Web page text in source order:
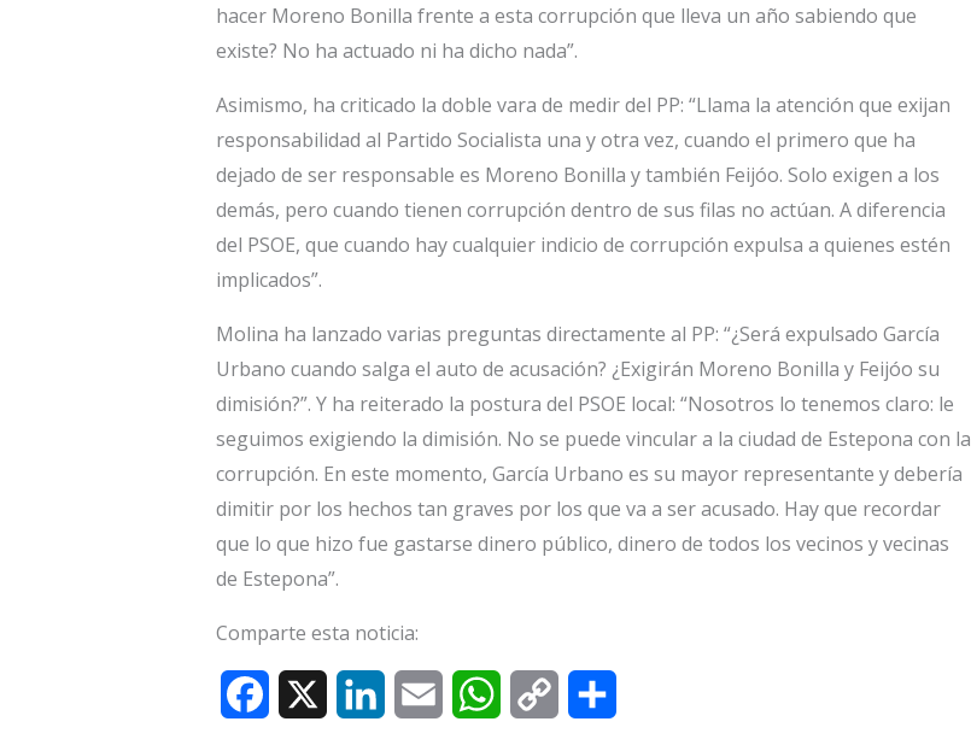
hacer Moreno Bonilla frente a esta corrupción que lleva un año sabiendo que
existe? No ha actuado ni ha dicho nada”.
Asimismo, ha criticado la doble vara de medir del PP: “Llama la atención que exijan
responsabilidad al Partido Socialista una y otra vez, cuando el primero que ha
dejado de ser responsable es Moreno Bonilla y también Feijóo. Solo exigen a los
demás, pero cuando tienen corrupción dentro de sus filas no actúan. A diferencia
del PSOE, que cuando hay cualquier indicio de corrupción expulsa a quienes estén
implicados”.
Molina ha lanzado varias preguntas directamente al PP: “¿Será expulsado García
Urbano cuando salga el auto de acusación? ¿Exigirán Moreno Bonilla y Feijóo su
dimisión?”. Y ha reiterado la postura del PSOE local: “Nosotros lo tenemos claro: le
seguimos exigiendo la dimisión. No se puede vincular a la ciudad de Estepona con la
corrupción. En este momento, García Urbano es su mayor representante y debería
dimitir por los hechos tan graves por los que va a ser acusado. Hay que recordar
que lo que hizo fue gastarse dinero público, dinero de todos los vecinos y vecinas
de Estepona”.
Comparte esta noticia:
W